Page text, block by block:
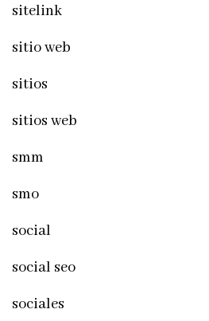
sitelink
sitio web
sitios
sitios web
smm
smo
social
social seo
sociales